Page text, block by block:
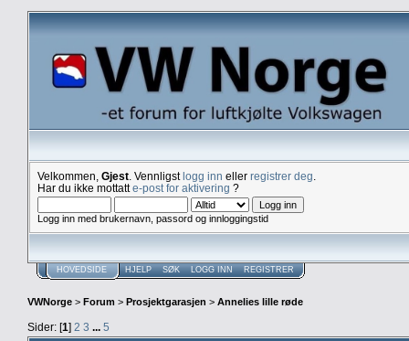
Velkommen, Gjest . Vennligstlogg inn eller registrer deg
Har du ikke mottatte-post for aktivering ?
Logg inn med brukernavn, passord og innloggingstid
HOVEDSIDE HJELP SØK LOGG INN REGISTRER
VWNorge > Forum > Prosjektgarasjen > Annelies lille røde
Sider: [1] 2 3 ... 5